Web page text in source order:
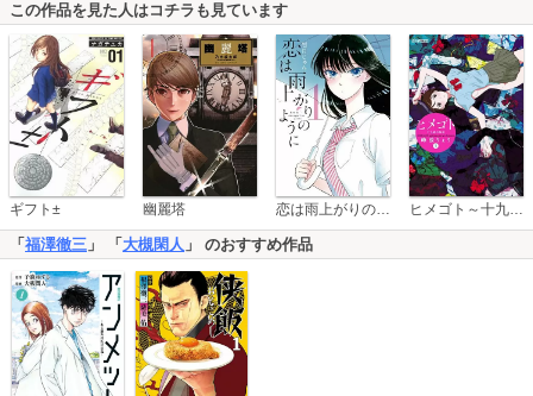
この作品を見た人はコチラも見ています
ギフト± 幽麗塔 恋は雨上がりのように ヒメゴト～十九歳の制服～
「 福澤徹三 」 「 大槻閑人 」 のおすすめ作品